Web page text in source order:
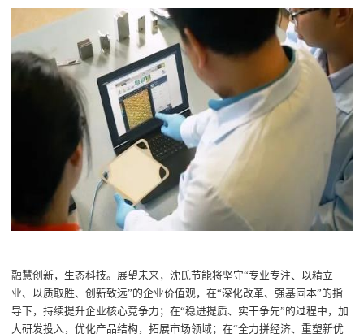
融慧创新，生态科技。展望未来，沈氏节能将坚守“专业专注、以精立
业、以质取胜、创新致远”的企业价值观，在“深化改革、强基固本”的指
导下，持续提升企业核心竞争力；在“稳进提质、实干争先”的过程中，加
大研发投入，优化产品结构，拓展市场领域；在“全力拼经济、重塑新优